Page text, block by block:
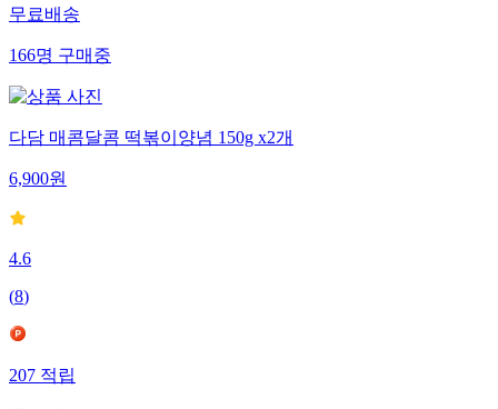
무료배송
166명구매중
다담 매콤달콤 떡볶이양념 150g x2개
6,900원
4.6
(8)
207적립